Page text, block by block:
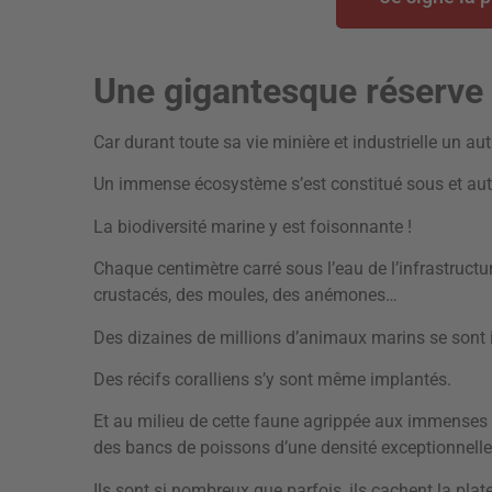
Une gigantesque
Car durant toute sa vie minière et industrielle un
Un immense écosystème s’est constitué sous et
La biodiversité marine y est foisonnante !
Chaque centimètre carré sous l’eau de
crustacés, des moules, des anémones…
Des dizaines de millions d’animaux marins se
Des récifs coralliens s’y sont même implantés.
Et au milieu de cette faune agrippée aux
des bancs de poissons d’une densité